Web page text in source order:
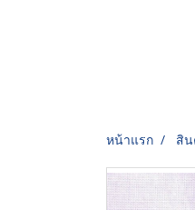
หน้าแรก สิ